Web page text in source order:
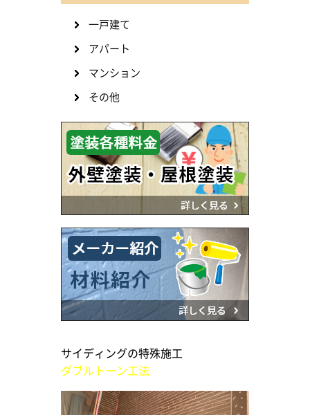
一戸建て
アパート
マンション
その他
サイディングの特殊施工
ダブルトーン工法